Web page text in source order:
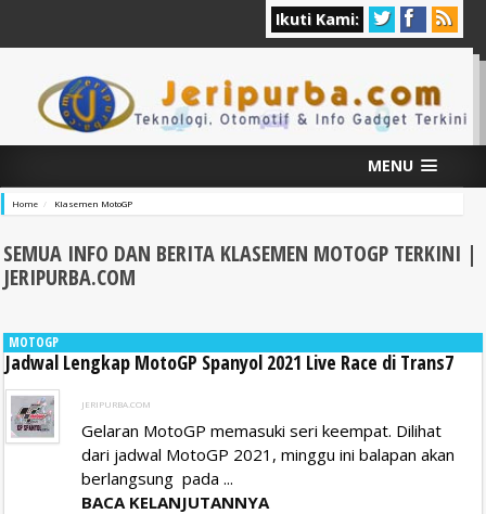
Ikuti Kami:
MENU
Home Klasemen MotoGP
SEMUA INFO DAN BERITA KLASEMEN MOTOGP TERKINI |
JERIPURBA.COM
MOTOGP
Jadwal Lengkap MotoGP Spanyol 2021 Live Race di Trans7
JERIPURBA.COM
Gelaran MotoGP memasuki seri keempat. Dilihat
dari jadwal MotoGP 2021, minggu ini balapan akan
berlangsung pada ...
BACA KELANJUTANNYA